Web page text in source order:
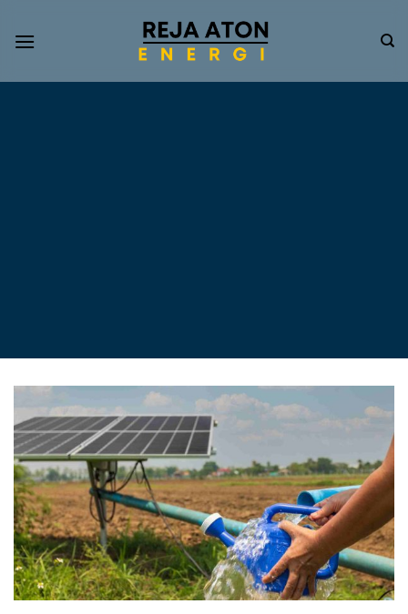
Informasi